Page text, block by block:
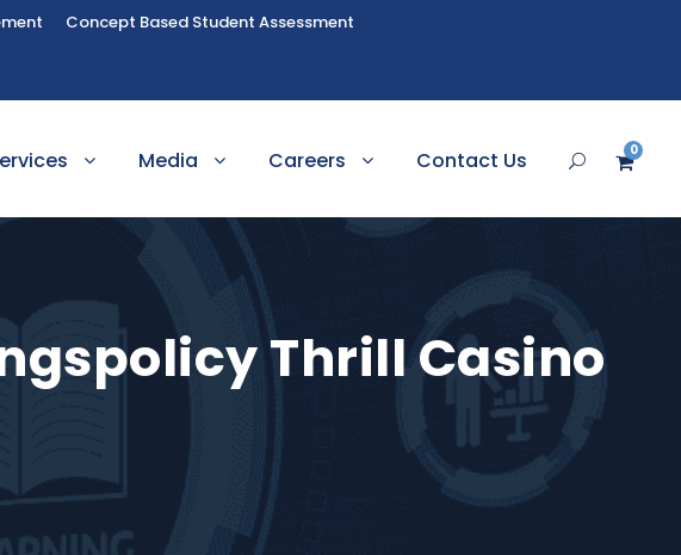
Concept Based Student Assessment
Media Careers Contact Us 0
Thrill Casino